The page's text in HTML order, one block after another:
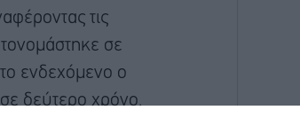
τις
σε
ενδεχόμενο ο
δεύτερο χρόνο,